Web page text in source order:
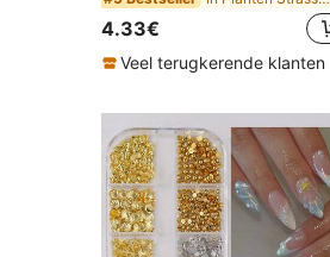
4.33€
Veel terugkerende klanten